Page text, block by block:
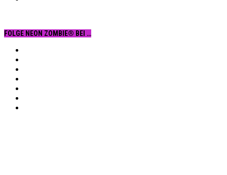
FOLGE NEON ZOMBIE® BEI …